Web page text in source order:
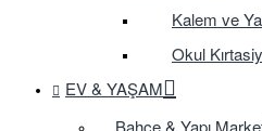
Kalem ve
Okul
EV & YAŞAM
Bahçe & Yapı